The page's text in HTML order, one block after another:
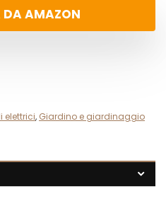
AMAZON
elettrici, Giardino e giardinaggio